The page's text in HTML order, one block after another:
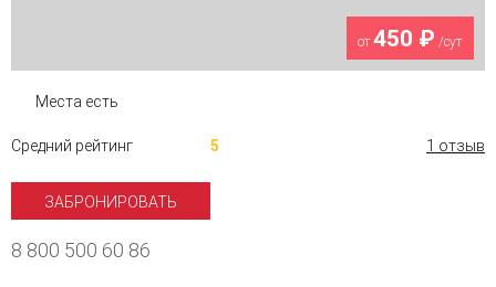
от450 ₽ /сут
Места есть
Средний рейтинг 5 1 отзыв
ЗАБРОНИРОВАТЬ
8 800 500 60 86